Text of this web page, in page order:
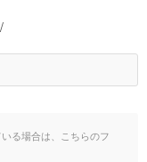
る場合は、こちらのフ